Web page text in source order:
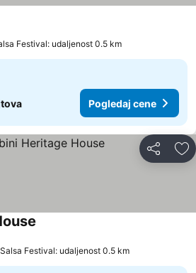
Festival: udaljenost 0.5 km
Pogledaj cene
Deli
Salsa Festival: udaljenost 0.5 km